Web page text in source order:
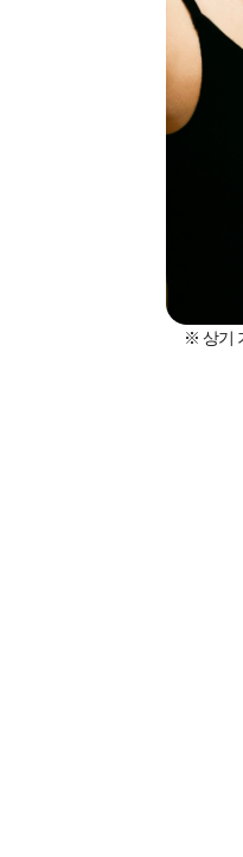
※ 상기